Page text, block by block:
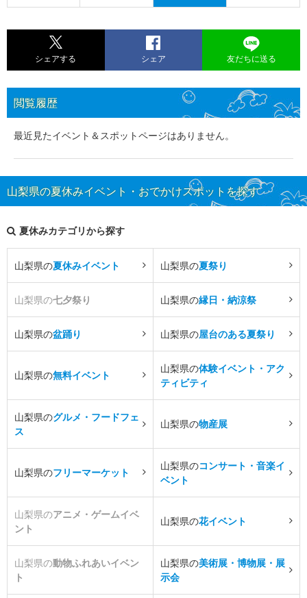
シェアする シェア 友だちに送る
閲覧履歴
最近見たイベント＆スポットページはありません。
山梨県の夏休みイベント・おでかけスポットを探す
夏休みカテゴリから探す
山梨県の夏休みイベント 山梨県の夏祭り
山梨県の七夕祭り 山梨県の縁日・納涼祭
山梨県の盆踊り 山梨県の屋台のある夏祭り
山梨県の無料イベント
山梨県の体験イベント・アク
ティビティ
山梨県のグルメ・フードフェ
ス
山梨県の物産展
山梨県のフリーマーケット
山梨県のコンサート・音楽イ
ベント
山梨県のアニメ・ゲームイベ
ント
山梨県の花イベント
山梨県の動物ふれあいイベン
ト
山梨県の美術展・博物展・展
示会